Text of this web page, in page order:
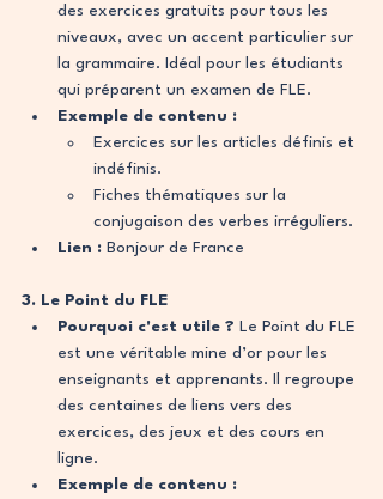
des exercices gratuits pour tous les
niveaux, avec un accent particulier sur
la grammaire. Idéal pour les étudiants
qui préparent un examen de FLE.
Exemple de contenu :
Exercices sur les articles définis et
indéfinis.
Fiches thématiques sur la
conjugaison des verbes irréguliers.
Lien : Bonjour de France
3. Le Point du FLE
Pourquoi c'est utile ? Le Point du FLE
est une véritable mine d’or pour les
enseignants et apprenants. Il regroupe
des centaines de liens vers des
exercices, des jeux et des cours en
ligne.
Exemple de contenu :